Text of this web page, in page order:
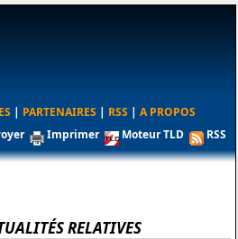
| PARTENAIRES | RSS | A PROPOS
Imprimer Moteur TLD RSS
RELATIVES